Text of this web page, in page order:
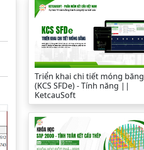
Triển khai chi tiết móng băng
(KCS SFDe) - Tính năng ||
KetcauSoft